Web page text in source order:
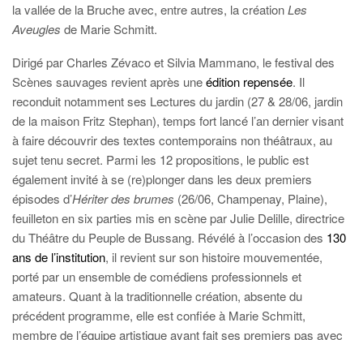
la vallée de la Bruche avec, entre autres, la créationLes
Aveugles de Marie Schmitt.
Dirigé par Charles Zévaco et Silvia Mammano, le festival des
Scènes sauvages revient après uneédition repensée. Il
reconduit notamment ses Lectures du jardin (27 & 28/06, jardin
de la maison Fritz Stephan), temps fort lancé l’an dernier visant
à faire découvrir des textes contemporains non théâtraux, au
sujet tenu secret. Parmi les 12 propositions, le public est
également invité à se (re)plonger dans les deux premiers
épisodes d’Hériter des brumes (26/06, Champenay, Plaine),
feuilleton en six parties mis en scène par Julie Delille, directrice
du Théâtre du Peuple de Bussang. Révélé à l’occasion des 130
ans de l’institution, il revient sur son histoire mouvementée,
porté par un ensemble de comédiens professionnels et
amateurs. Quant à la traditionnelle création, absente du
précédent programme, elle est confiée à Marie Schmitt,
membre de l’équipe artistique ayant fait ses premiers pas avec